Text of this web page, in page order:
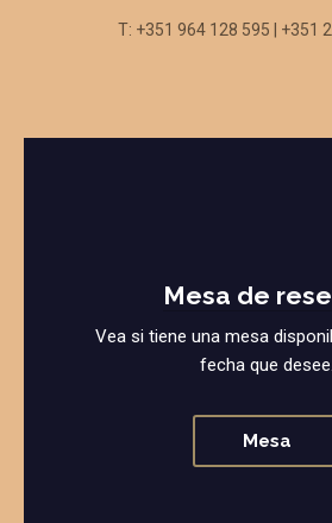
T: +351 964 128 595 | +351
Mesa de
Vea si tiene una mesa
fecha que desee.
Mesa